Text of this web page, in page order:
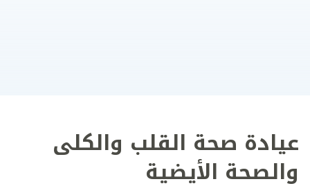
عيادة صحة القلب والكلى
والصحة الأيضية